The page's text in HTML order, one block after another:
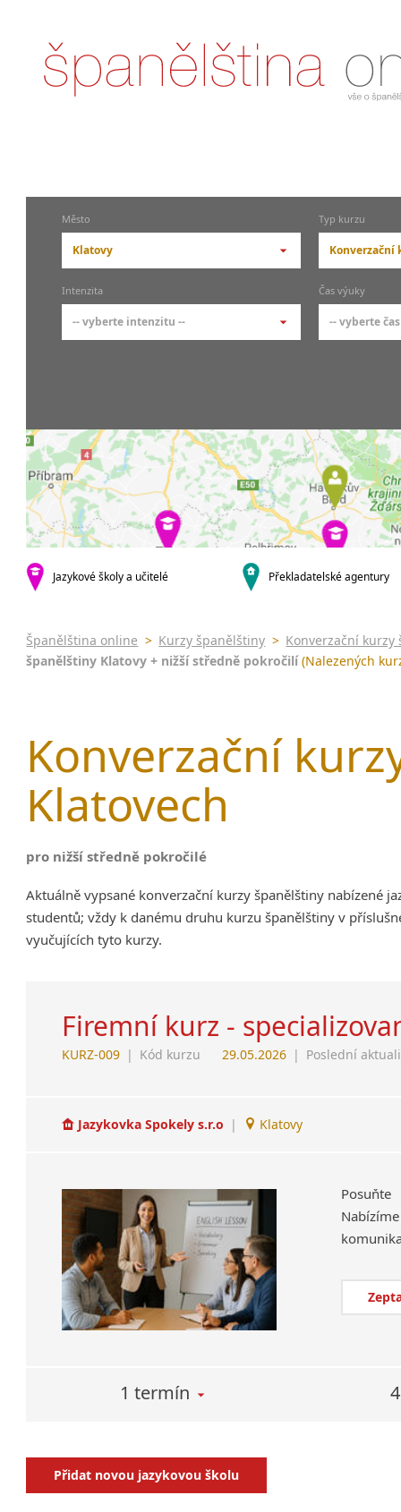
Město
Klatovy
-- vyberte město --
pražské městské části
Praha 10
krajská města
Brno
Plzeň
Liberec
Olomouc
malá města podle abecedy
Most
Sedlčany
Typ kurzu
Konverzační
-- vyberte
kurzy s
Online
Letní
Intenzita
-- vyberte intenzitu --
20 a více hodin týdně
Čas výuky
-- vyberte
Večerní
Noční
Jazykové školy a učitelé Překladatelské agentury
Španělština online > Kurzy španělštiny > Konverzační kurzy
španělštiny Klatovy + nižší středně pokročilí(Nalezených
Konverzační
Klatovech
pro nižší středně pokročilé
Aktuálně vypsané konverzační kurzy španělštiny nabízené
studentů; vždy k danému druhu kurzu španělštiny v
vyučujících tyto kurzy.
Firemní kurz -
KURZ-009 | Kód kurzu 29.05.2026 | Poslední
Jazykovka Spokely s.r.o | Klatovy
1 termín
Přidat novou jazykovou školu